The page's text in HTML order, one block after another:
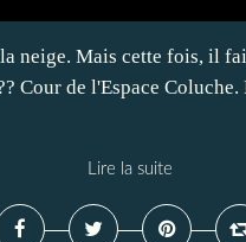
neige. Mais cette fois, il
Cour de l'Espace
Lire la suite